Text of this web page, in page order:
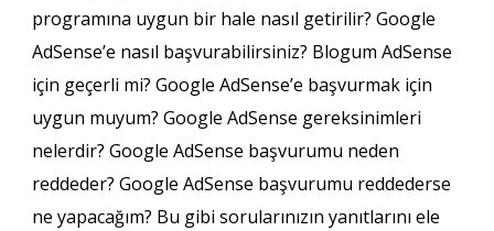
programına uygun bir hale nasıl getirilir? Google
AdSense’e nasıl başvurabilirsiniz? Blogum AdSense
için geçerli mi? Google AdSense’e başvurmak için
uygun muyum? Google AdSense gereksinimleri
nelerdir? Google AdSense başvurumu neden
reddeder? Google AdSense başvurumu reddederse
ne yapacağım? Bu gibi sorularınızın yanıtlarını ele